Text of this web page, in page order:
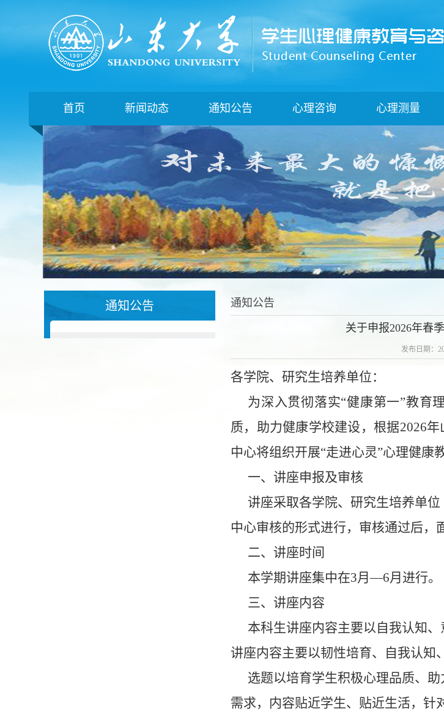
首页 新闻动态 通知公告 心理咨询 心理测量
通知公告 通知公告
关于申报2026年春
发布日期：
各学院、研究生培养单位：
为深入贯彻落实“健康第一”教育
质，助力健康学校建设 ，根据2026
中心将组织开展“走进心灵”心理健康
一、 讲座申报及审核
讲座采取各学院、研究生培养单位
中心审核的形式进行， 审核通过后，
二、讲座时间
本学期讲座集中在3月—6月进行。
三、讲座内容
本科生讲座内容主要以自我认知、
讲座内容主要以韧性培育、
自我认知、
选题以培育学生积极心理品质、
需求，内容贴近学生、贴近生活，针